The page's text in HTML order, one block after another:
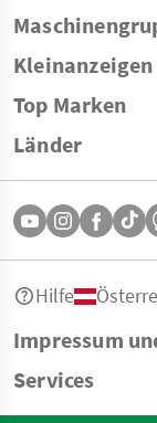
Kleinanzeigen
Top Marken
Länder
Impressum
Services
Hilfe